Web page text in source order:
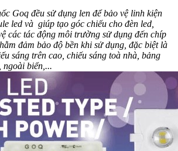
Goq đều sử dụng len để bảo vệ linh kiện
led và giúp tạo góc chiếu cho đèn led,
các tác động môi trường sử dụng đến chíp
đảm bảo độ bền khi sử dụng, đặc biệt là
sáng trên cao, chiếu sáng toà nhà, bảng
biển,...